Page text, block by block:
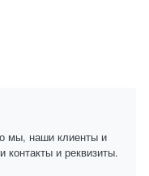
мы, наши клиенты и
и реквизиты.